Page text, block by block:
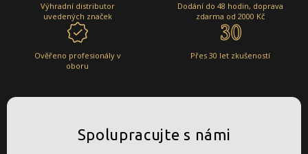
Výhradní distributor
uvedených značek
Dodání do 48 hodin, doprava
zdarma od 2000 Kč
Ověřeno profesionály v
oboru
Přes 30 let zkušeností
Spolupracujte s námi